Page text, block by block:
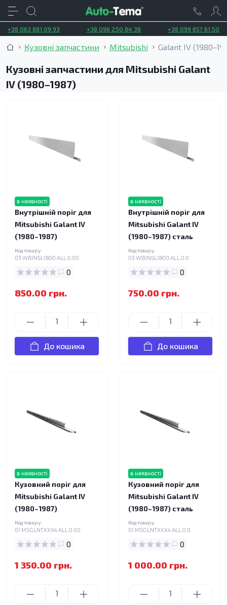
+38 063 881 09 93 +38 096 250 84 38 +38 099 657 61 50
Кузовні запчастини Mitsubishi Galant IV
Кузовні запчастини для Mitsubishi Galant
IV (1980–1987)
в наявності
Внутрішній поріг для
Mitsubishi Galant IV
(1980–1987)
Код товару:
03.WBINSL1800.ALL.0.00
0
850.00 грн.
До кошика
в наявності
Внутрішній поріг для
Mitsubishi Galant IV
(1980–1987) сталь
Код товару:
03.WBINSL1800.ALL.0.0
0
750.00 грн.
До кошика
в наявності
Кузовний поріг для
Mitsubishi Galant IV
(1980–1987)
Код товару:
01.MSGLNTXXX4.ALL.0.00
0
1 350.00 грн.
в наявності
Кузовний поріг для
Mitsubishi Galant IV
(1980–1987) сталь
Код товару:
01.MSGLNTXXX4.ALL.0.0
0
1 000.00 грн.